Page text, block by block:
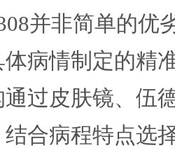
并非简单的优
病情制定的精
过皮肤镜、伍
合病程特点选